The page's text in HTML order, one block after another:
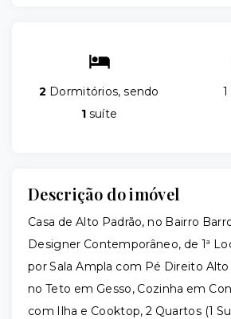
2 Dormitórios, sendo
1 suíte
Descrição do imóvel
Casa de Alto Padrão, no Bairro
Designer Contemporâneo, de 1ª
por Sala Ampla com Pé Direito
no Teto em Gesso, Cozinha em
com Ilha e Cooktop, 2 Quartos (1